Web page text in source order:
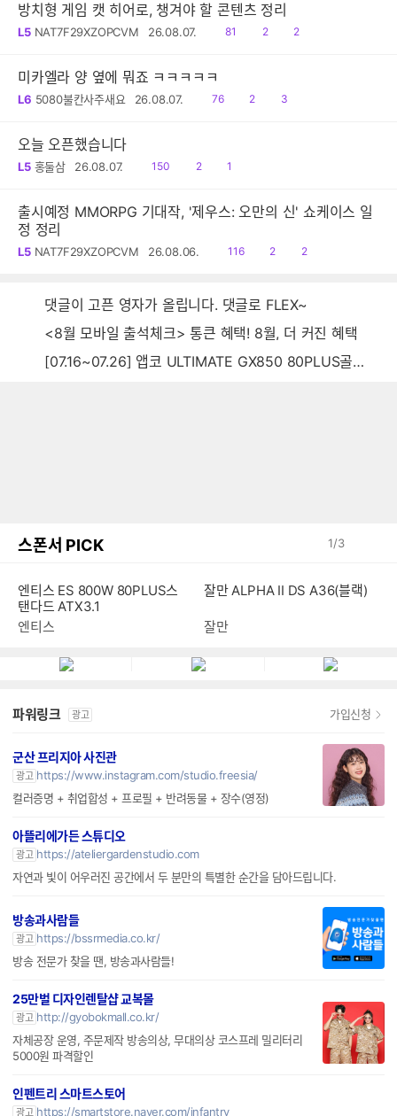
방치형 게임 캣 히어로, 챙겨야 할 콘텐츠 정리
L5 NAT7F29XZOPCVM 26.08.07.
읽
81
공
2
댓
2
미카엘라 양 옆에 뭐죠 ㅋㅋㅋㅋㅋ
L6 5080불칸사주새요 26.08.07.
읽
76
공
2
댓
3
오늘 오픈했습니다
L5 홍둘삼 26.08.07.
읽
150
공
2
댓1
출시예정 MMORPG 기대작, '제우스: 오만의 신' 쇼케이스 일
정 정리
L5 NAT7F29XZOPCVM 26.08.06.
읽
116
공
2
댓
2
댓글이 고픈 영자가 올립니다. 댓글로 FLEX~
<8월 모바일 출석체크> 통큰 혜택! 8월, 더 커진 혜택
[07.16~07.26] 앱코 ULTIMATE GX850 80PLUS골드 풀모듈러 ATX3.0 블랙
스폰서 PICK 1/3
엔티스 ES 800W 80PLUS스
탠다드 ATX3.1
가입신청
군산 프리지아 사진관
광고 https://www.instagram.com/studio.freesia/
컬러증명 + 취업합성 + 프로필 + 반려동물 + 장수(영정)
아뜰리에가든 스튜디오
광고 https://ateliergardenstudio.com
자연과 빛이 어우러진 공간에서 두 분만의 특별한 순간을 담아드립니다.
방송과사람들
광고 https://bssrmedia.co.kr/
방송 전문가 찾을 땐, 방송과사람들!
25만벌 디자인렌탈샵 교복몰
광고 http://gyobokmall.co.kr/
5000원 파격할인